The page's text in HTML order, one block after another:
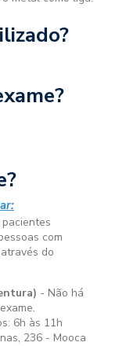
com
do
- Não há
6h às 11h
236 - Mooca